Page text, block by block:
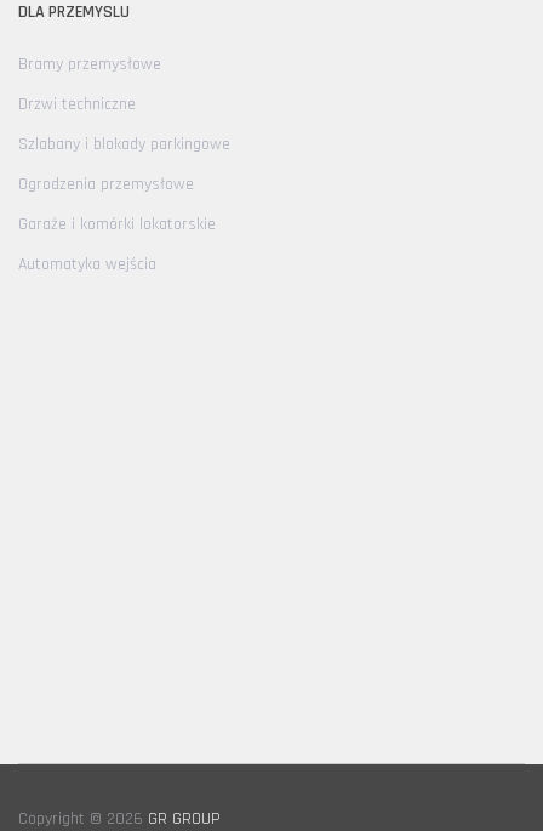
DLA PRZEMYSLU
Bramy przemysłowe
Drzwi techniczne
Szlabany i blokady parkingowe
Ogrodzenia przemysłowe
Garaże i komórki lokatorskie
Automatyka wejścia
Copyright © 2026 GR GROUP